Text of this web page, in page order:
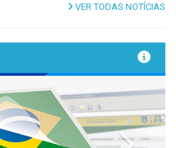
VER TODAS NOTÍCIAS
Next